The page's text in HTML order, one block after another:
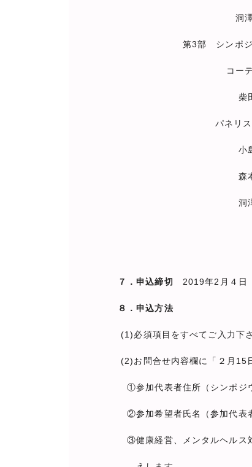
洞澤 研 氏（社会保険
第3部 シンポジ
コーディネ
柴田 喜幸 氏（産業
パネリス
小島 俊
森本 英
洞澤
７．申込締切 2019年2月４日
８．申込方法
(1)必須項目をすべてご入力下
(2)お問合せ内容欄に「２月15
①参加代表者住所（シンポジ
②参加希望者氏名（参加代表
③健康経営、メンタルヘルス